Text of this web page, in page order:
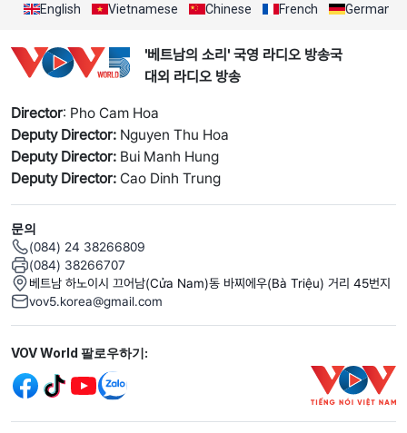
English Vietnamese Chinese French German
'베트남의 소리' 국영 라디오 방송국
대외 라디오 방송
Director: Pho Cam Hoa
Deputy Director: Nguyen Thu Hoa
Deputy Director: Bui Manh Hung
Deputy Director: Cao Dinh Trung
문의
(084) 24 38266809
(084) 38266707
베트남 하노이시 끄어남(Cửa Nam)동 바찌에우(Bà Triệu) 거리 45번지
vov5.korea@gmail.com
Mạng xã hội
VOV World 팔로우하기: